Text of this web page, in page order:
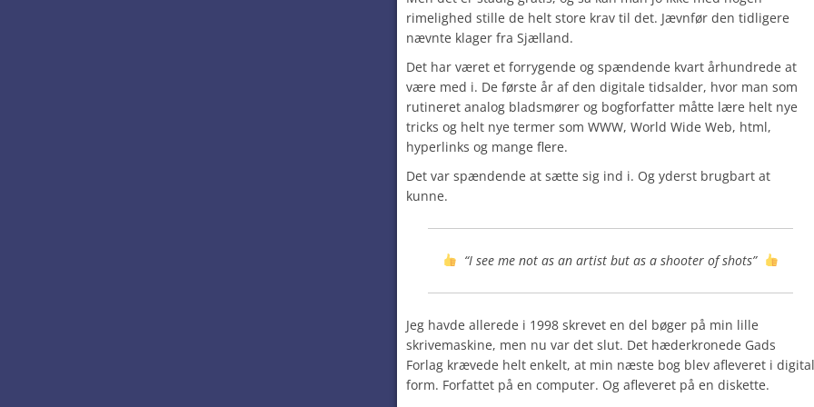
rimelighed stille de helt store krav til det. Jævnfør den tidligere
nævnte klager fra Sjælland.
Det har været et forrygende og spændende kvart århundrede at
være med i. De første år af den digitale tidsalder, hvor man som
rutineret analog bladsmører og bogforfatter måtte lære helt nye
tricks og helt nye termer som WWW, World Wide Web, html,
hyperlinks og mange flere.
Det var spændende at sætte sig ind i. Og yderst brugbart at
kunne.
“I see me not as an artist but as a shooter of shots”
Jeg havde allerede i 1998 skrevet en del bøger på min lille
skrivemaskine, men nu var det slut. Det hæderkronede Gads
Forlag krævede helt enkelt, at min næste bog blev afleveret i digital
form. Forfattet på en computer. Og afleveret på en diskette.